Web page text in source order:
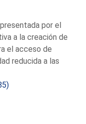
por el
a la creación de
el acceso de
reducida a las